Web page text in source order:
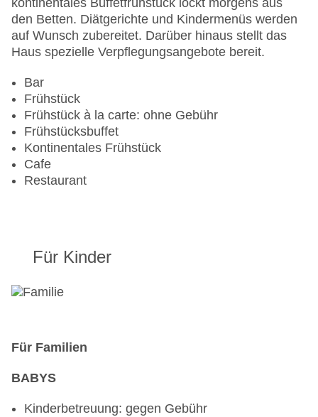
Lift
Anzahl der Konferenzräume: 1
Anzahl der Aufzüge: 1
Zimmerservice
Sonnenterrasse
Gesamtanzahl der Stockwerke: 11
Gesamtanzahl der Zimmer: 129
Pools:Indoor Pool, Outdoor Pool, Sonnenschirme
am Pool, Liegen am Pool
Zahlungsarten: American Express, Diners Club,
kontinentales Buffetfrühstück lockt morgens aus
den Betten. Diätgerichte und Kindermenüs werden
auf Wunsch zubereitet. Darüber hinaus stellt das
Haus spezielle Verpflegungsangebote bereit.
Bar
Frühstück
Frühstück à la carte: ohne Gebühr
Frühstücksbuffet
Kontinentales Frühstück
Cafe
Restaurant
Für Kinder
Für Familien
BABYS
Kinderbetreuung: gegen Gebühr